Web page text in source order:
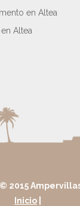
en Altea
Altea
2015
Inicio